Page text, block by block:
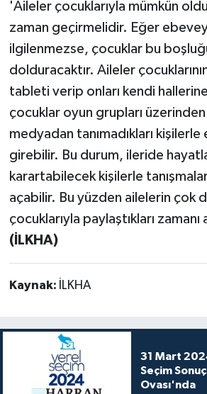
'Aileler çocuklarıyla mümkün
zaman geçirmelidir. Eğer
ilgilenmezse, çocuklar bu
dolduracaktır. Aileler
tableti verip onları kendi hallerine
çocuklar oyun grupları
medyadan tanımadıkları
girebilir. Bu durum, ileride
karartabilecek kişilerle
açabilir. Bu yüzden ailelerin çok
çocuklarıyla paylaştıkları zamanı
(İLKHA)
Kaynak: İLKHA
31 Mart
Seçim
Ovası'nda